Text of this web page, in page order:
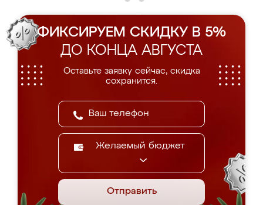
ФИКСИРУЕМ СКИДКУ В 5%
ДО КОНЦА АВГУСТА
Оставьте заявку сейчас, скидка
сохранится.
Желаемый бюджет
Отправить